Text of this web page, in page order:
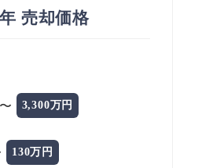
売却価格
〜 3,300万円
130万円